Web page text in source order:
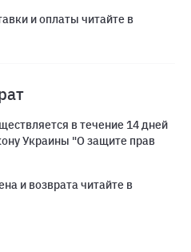
и оплаты читайте в
в течение 14 дней
Украины "О защите прав
и возврата читайте в